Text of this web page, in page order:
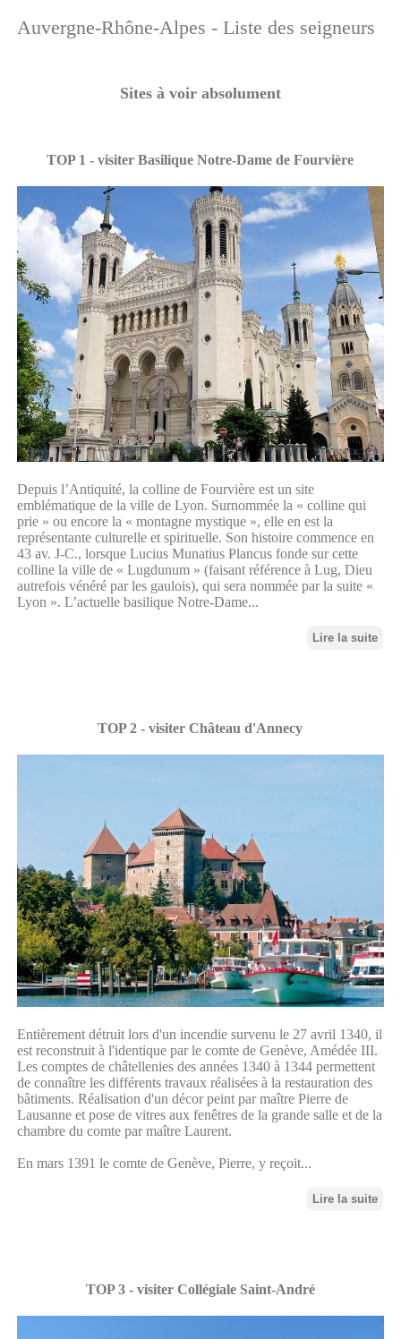
Auvergne-Rhône-Alpes - Liste des seigneurs
Sites à voir absolument
TOP 1 - visiter Basilique Notre-Dame de Fourvière
Depuis l’Antiquité, la colline de Fourvière est un site
emblématique de la ville de Lyon. Surnommée la « colline qui
prie » ou encore la « montagne mystique », elle en est la
représentante culturelle et spirituelle. Son histoire commence en
43 av. J-C., lorsque Lucius Munatius Plancus fonde sur cette
colline la ville de « Lugdunum » (faisant référence à Lug, Dieu
autrefois vénéré par les gaulois), qui sera nommée par la suite «
Lyon ». L’actuelle basilique Notre-Dame...
Lire la suite
TOP 2 - visiter Château d'Annecy
Entièrement détruit lors d'un incendie survenu le 27 avril 1340, il
est reconstruit à l'identique par le comte de Genève, Amédée III.
Les comptes de châtellenies des années 1340 à 1344 permettent
de connaître les différents travaux réalisées à la restauration des
bâtiments. Réalisation d'un décor peint par maître Pierre de
Lausanne et pose de vitres aux fenêtres de la grande salle et de la
chambre du comte par maître Laurent.
En mars 1391 le comte de Genève, Pierre, y reçoit...
Lire la suite
TOP 3 - visiter Collégiale Saint-André